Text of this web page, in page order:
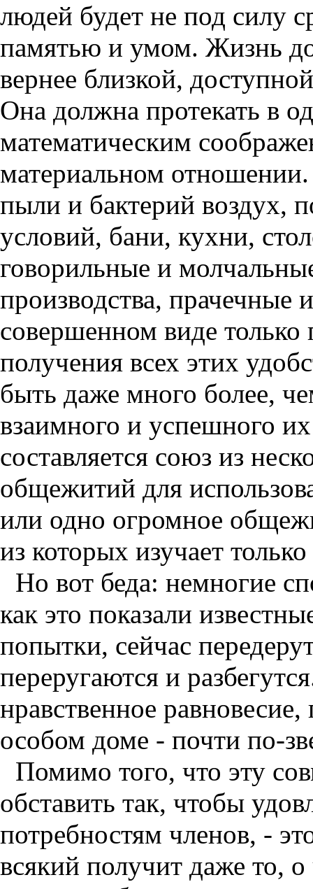
людей будет не под силу
памятью и умом. Жизнь
вернее близкой,
Она должна протекать в
математическим
материальном
пыли и бактерий воздух,
условий, бани, кухни,
говорильные и
производства, прачечные
совершенном виде
получения всех этих
быть даже много более,
взаимного и успешного
составляется союз из
общежитий для
или одно огромное
из которых изучает
Но вот беда: немногие
как это показали
попытки, сейчас
переругаются и
нравственное
особом доме - почти по-
Помимо того, что эту
обставить так, чтобы
потребностям членов, -
всякий получит даже то,